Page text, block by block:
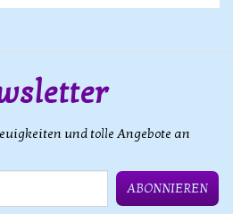
und tolle Angebote an
ABONNIEREN